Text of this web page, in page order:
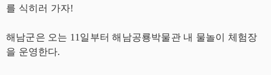
를 식히러 가자!
해남군은 오는 11일부터 해남공룡박물관 내 물놀이 체험장
을 운영한다.